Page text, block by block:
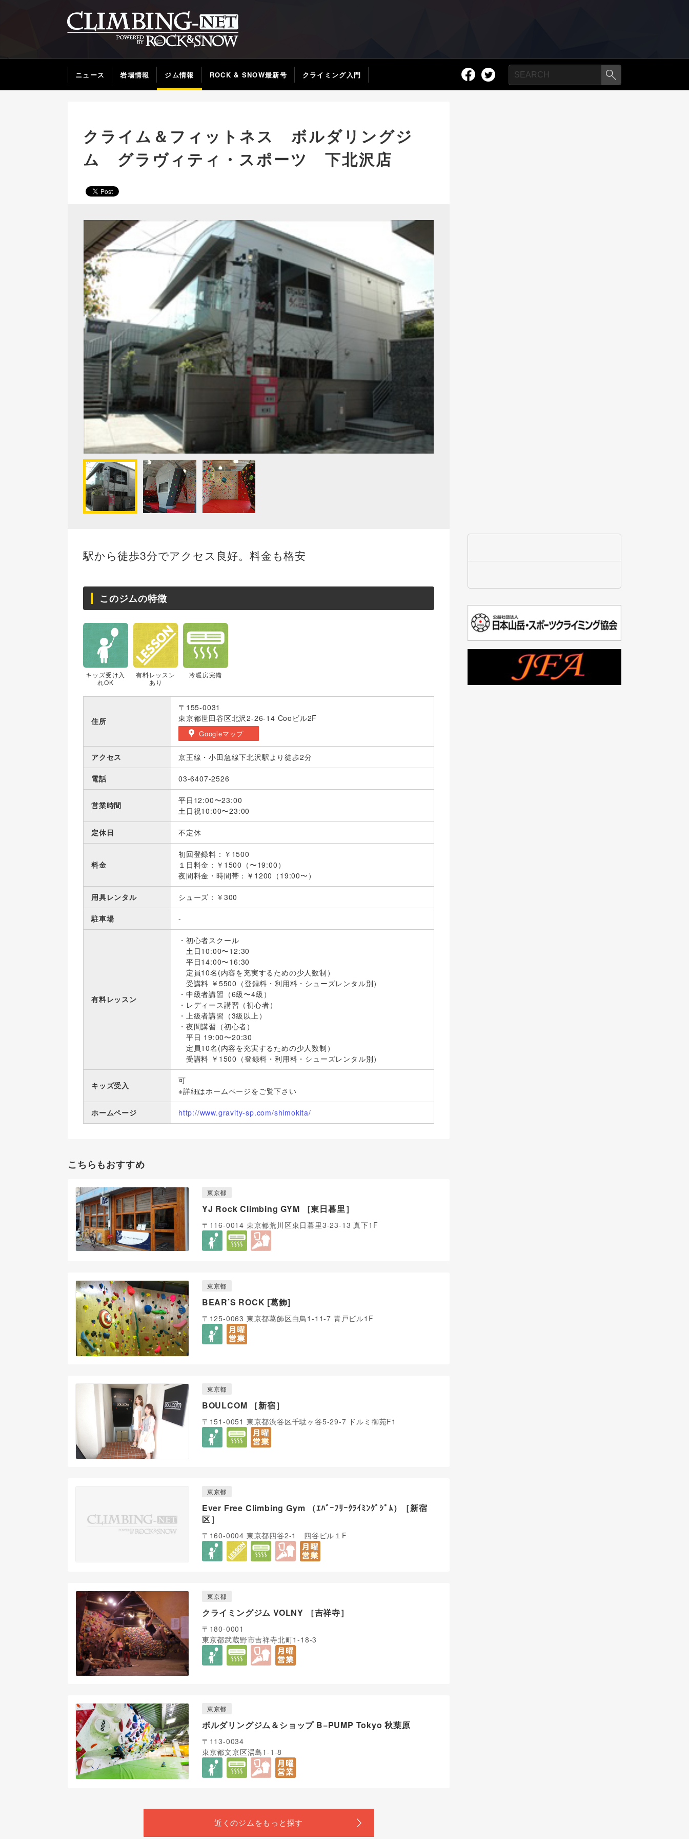
ニュース 岩場情報 ジム情報 ROCK & SNOW最新号 クライミング入門
クライム＆フィットネス ボルダリングジ
ム グラヴィティ・スポーツ 下北沢店
駅から徒歩3分でアクセス良好。料金も格安
このジムの特徴
キッズ受け入
れOK
有料レッスン
あり
冷暖房完備
住所
〒155-0031
東京都世田谷区北沢2-26-14 Cooビル2F
Googleマップ
アクセス 京王線・小田急線下北沢駅より徒歩2分
電話 03-6407-2526
営業時間
平日12:00〜23:00
土日祝10:00〜23:00
定休日 不定休
料金
初回登録料：￥1500
１日料金：￥1500（〜19:00）
夜間料金・時間帯：￥1200（19:00〜）
用具レンタル シューズ：￥300
駐車場 -
有料レッスン
・初心者スクール
土日10:00〜12:30
平日14:00〜16:30
定員10名(内容を充実するための少人数制）
受講料 ￥5500（登録料・利用料・シューズレンタル別）
・中級者講習（6級〜4級）
・レディース講習（初心者）
・上級者講習（3級以上）
・夜間講習（初心者）
平日 19:00〜20:30
定員10名(内容を充実するための少人数制）
受講料 ￥1500（登録料・利用料・シューズレンタル別）
キッズ受入
可
※詳細はホームページをご覧下さい
ホームページ http://www.gravity-sp.com/shimokita/
こちらもおすすめ
東京都
YJ Rock Climbing GYM ［東日暮里］
〒116-0014 東京都荒川区東日暮里3-23-13 真下1F
東京都
BEAR’S ROCK [葛飾]
〒125-0063 東京都葛飾区白鳥1-11-7 青戸ビル1F
東京都
BOULCOM ［新宿］
〒151-0051 東京都渋谷区千駄ヶ谷5-29-7 ドルミ御苑F1
東京都
Ever Free Climbing Gym （ｴﾊﾞｰﾌﾘｰｸﾗｲﾐﾝｸﾞｼﾞﾑ）［新宿
区］
〒160-0004 東京都四谷2-1 四谷ビル１F
東京都
クライミングジム VOLNY ［吉祥寺］
〒180-0001
東京都武蔵野市吉祥寺北町1-18-3
東京都
ボルダリングジム＆ショップ B−PUMP Tokyo 秋葉原
〒113-0034
東京都文京区湯島1-1-8